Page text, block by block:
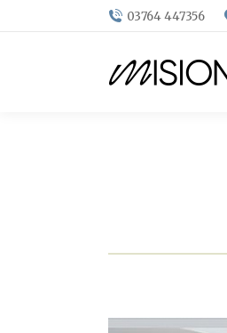
03764 447356